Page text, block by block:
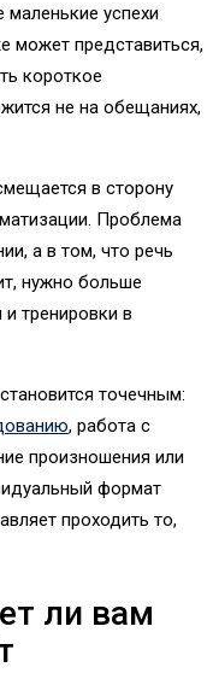
успехи
может представиться,
короткое
не на обещаниях,
в сторону
Проблема
а в том, что речь
нужно больше
тренировки в
точечным:
, работа с
произношения или
формат
проходить то,
ли вам